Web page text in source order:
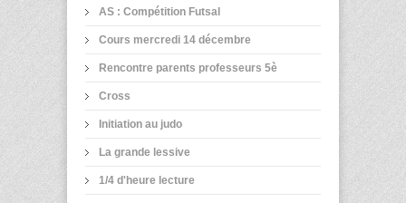
AS : Compétition Futsal
Cours mercredi 14 décembre
Rencontre parents professeurs 5è
Cross
Initiation au judo
La grande lessive
1/4 d'heure lecture